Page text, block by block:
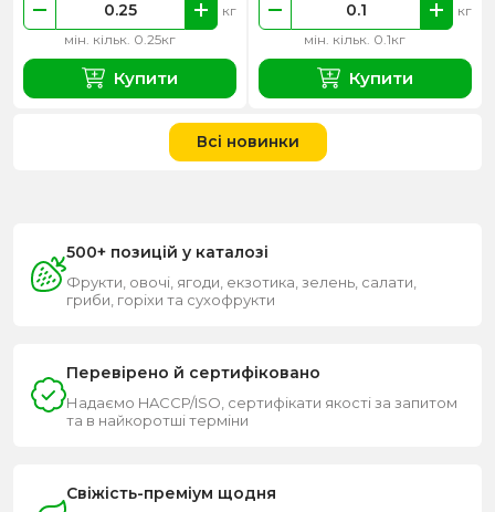
мін. кільк. 0.25кг
кг
Купити
мін. кільк. 0.1кг
кг
Купити
Всі новинки
500+ позицій у каталозі
Фрукти, овочі, ягоди, екзотика, зелень, салати,
гриби, горіхи та сухофрукти
Перевірено й сертифіковано
Надаємо HACCP/ISO, сертифікати якості за запитом
та в найкоротші терміни
Свіжість-преміум щодня